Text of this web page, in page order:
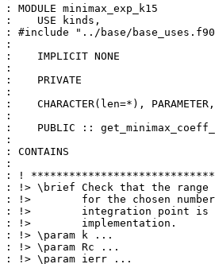
: MODULE minimax_exp_k15
:    USE kinds,
: #include "../base/
:
:    IMPLICIT NONE
:
:    PRIVATE
:
:    CHARACTER(len=*),
:
:    PUBLIC ::
:
: CONTAINS
:
: !
: !> \brief Check that the
: !>        for the chosen
: !>        integration point
: !>        implementation.
: !> \param k ...
: !> \param Rc ...
: !> \param ierr ...